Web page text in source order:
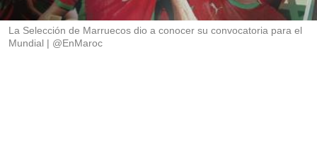
r
La Selección de Marruecos dio a conocer su convocatoria para el
Mundial
@EnMaroc